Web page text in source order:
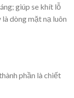
giúp se khít lỗ
dòng mặt nạ luôn
phần là chiết